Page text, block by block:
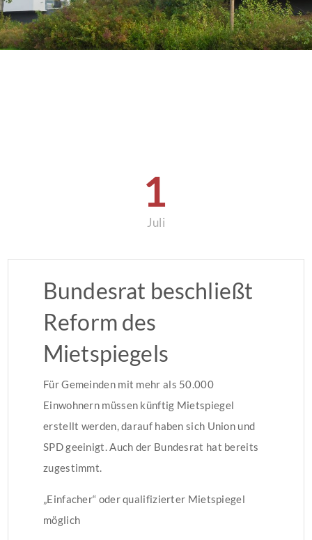
1
Juli
Bundesrat beschließt
Reform des
Mietspiegels
Für Gemeinden mit mehr als 50.000
Einwohnern müssen künftig Mietspiegel
erstellt werden, darauf haben sich Union und
SPD geeinigt. Auch der Bundesrat hat bereits
zugestimmt.
„Einfacher“ oder qualifizierter Mietspiegel
möglich